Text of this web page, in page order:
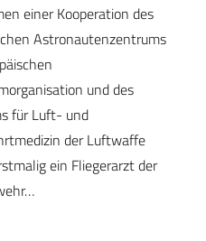
einer Kooperation des
Astronautenzentrums
und des
für Luft- und
der Luftwaffe
ein Fliegerarzt der